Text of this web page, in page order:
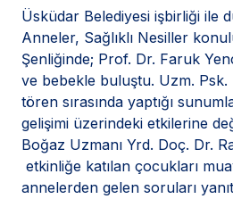
Üsküdar Belediyesi işbirliği ile
Anneler, Sağlıklı Nesiller
Şenliğinde; Prof. Dr. Faruk
ve bebekle buluştu. Uzm.
tören sırasında yaptığı
gelişimi üzerindeki etkilerine
Boğaz Uzmanı Yrd. Doç. Dr.
etkinliğe katılan çocukları
annelerden gelen soruları